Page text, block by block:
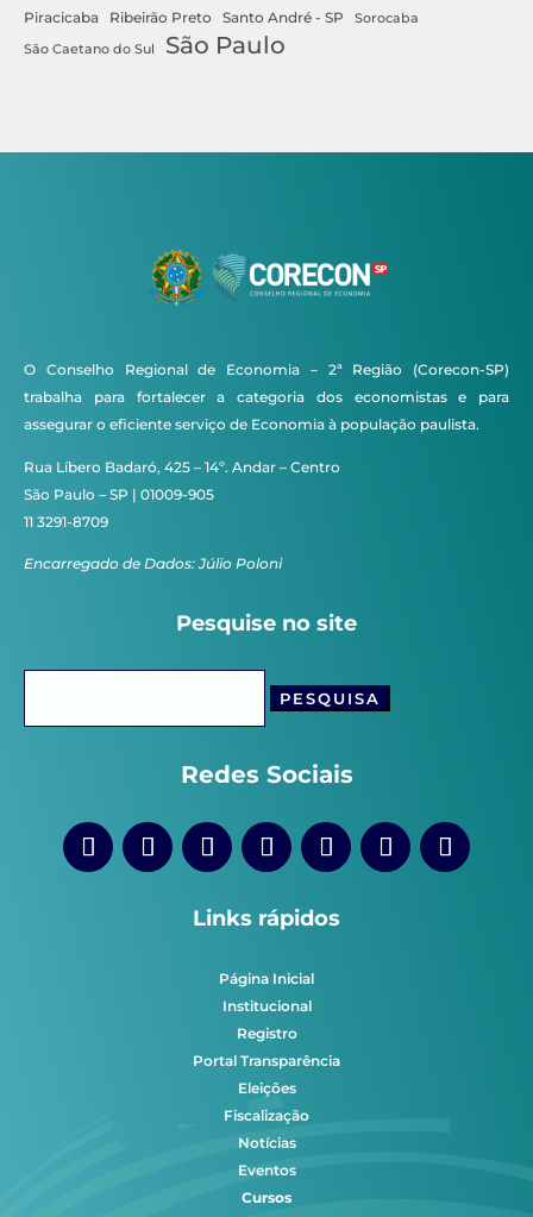
Piracicaba Ribeirão Preto Santo André - SP
Sorocaba
São Caetano do Sul
São Paulo
O Conselho Regional de Economia – 2ª Região (Corecon-SP)
trabalha para fortalecer a categoria dos economistas e para
assegurar o eficiente serviço de Economia à população paulista.
Rua Líbero Badaró, 425 – 14º. Andar – Centro
São Paulo – SP | 01009-905
11 3291-8709
Encarregado de Dados: Júlio Poloni
Pesquise no site
Redes Sociais
Links rápidos
Página Inicial
Institucional
Registro
Portal Transparência
Eleições
Fiscalização
Notícias
Eventos
Cursos